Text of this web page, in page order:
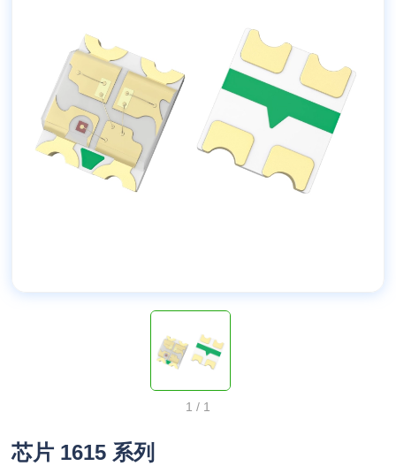
1 / 1
芯片 1615 系列